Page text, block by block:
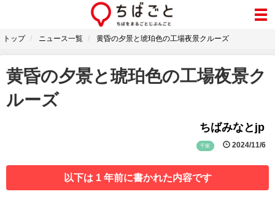
トップ ニュース一覧 黄昏の夕景と琥珀色の工場夜景クルーズ
黄昏の夕景と琥珀色の工場夜景ク
ルーズ
ちばみなとjp
千葉 2024/11/6
以下は 1 年前に書かれた内容です